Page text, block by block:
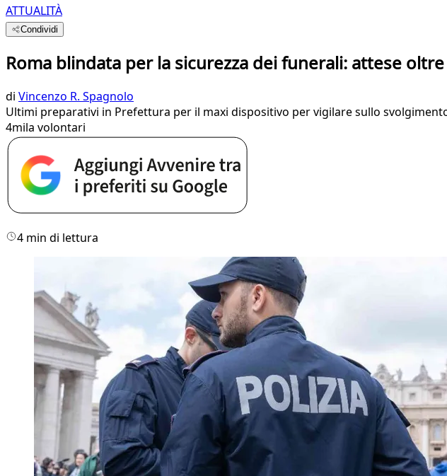
ATTUALITÀ
Condividi
Roma blindata per la sicurezza dei funerali: attese
di Vincenzo R. Spagnolo
Ultimi preparativi in Prefettura per il maxi dispositivo per vigilare sullo
4mila volontari
4 min di lettura